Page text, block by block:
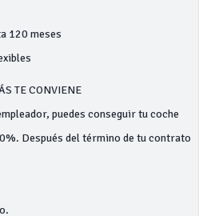
120 meses
TE CONVIENE
puedes conseguir tu coche
Después del término de tu contrato